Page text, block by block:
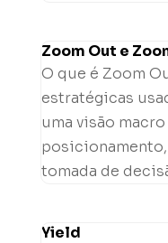
Zoom Out e
O que é Zoom
estratégicas
uma visão
tomada de
Yield